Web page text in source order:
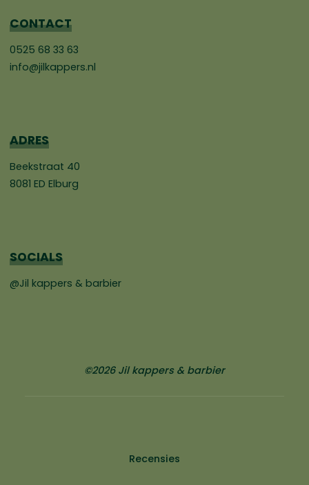
CONTACT
0525 68 33 63
info@jilkappers.nl
ADRES
Beekstraat 40
8081 ED Elburg
SOCIALS
@Jil kappers & barbier
©2026 Jil kappers & barbier
Recensies